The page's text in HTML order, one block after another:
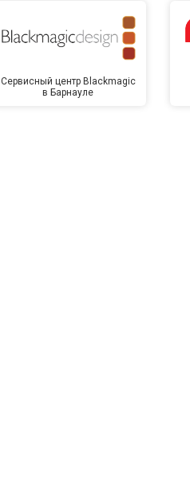
Сервисный центр Blackmagic
в Барнауле